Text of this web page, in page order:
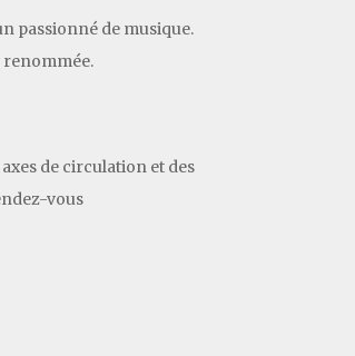
passionné de musique.
renommée.
de circulation et des
vous